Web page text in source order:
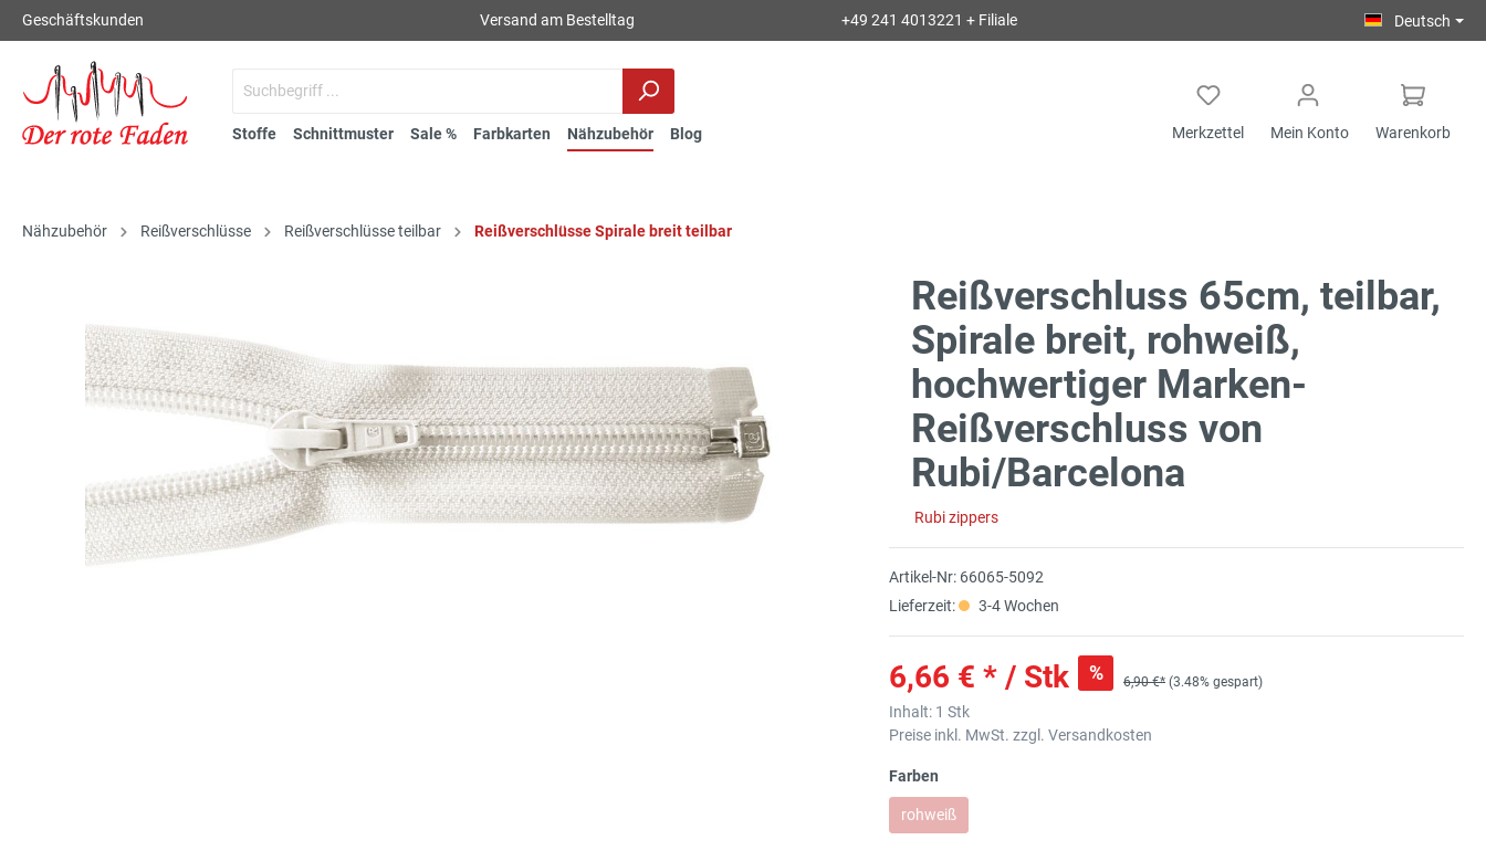
Geschäftskunden Versand am Bestelltag +49 241 4013221 + Filiale Deutsch
Stoffe Schnittmuster Sale % Farbkarten Nähzubehör Blog Merkzettel Mein Konto Warenkorb
Nähzubehör Reißverschlüsse Reißverschlüsse teilbar Reißverschlüsse Spirale breit teilbar
Reißverschluss 65cm, teilbar,
Spirale breit, rohweiß,
hochwertiger Marken-
Reißverschluss von
Rubi/Barcelona
Rubi zippers
Artikel-Nr: 66065-5092
Lieferzeit:
3-4 Wochen
6,66 € * / Stk % 6,90 €* (3.48% gespart)
Inhalt: 1 Stk
Preise inkl. MwSt. zzgl. Versandkosten
Farben
rohweiß